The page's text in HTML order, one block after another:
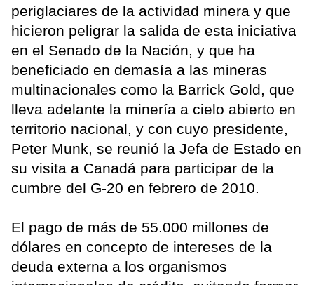
periglaciares de la actividad minera y que
hicieron peligrar la salida de esta iniciativa
en el Senado de la Nación, y que ha
beneficiado en demasía a las mineras
multinacionales como la Barrick Gold, que
lleva adelante la minería a cielo abierto en
territorio nacional, y con cuyo presidente,
Peter Munk, se reunió la Jefa de Estado en
su visita a Canadá para participar de la
cumbre del G-20 en febrero de 2010.
El pago de más de 55.000 millones de
dólares en concepto de intereses de la
deuda externa a los organismos